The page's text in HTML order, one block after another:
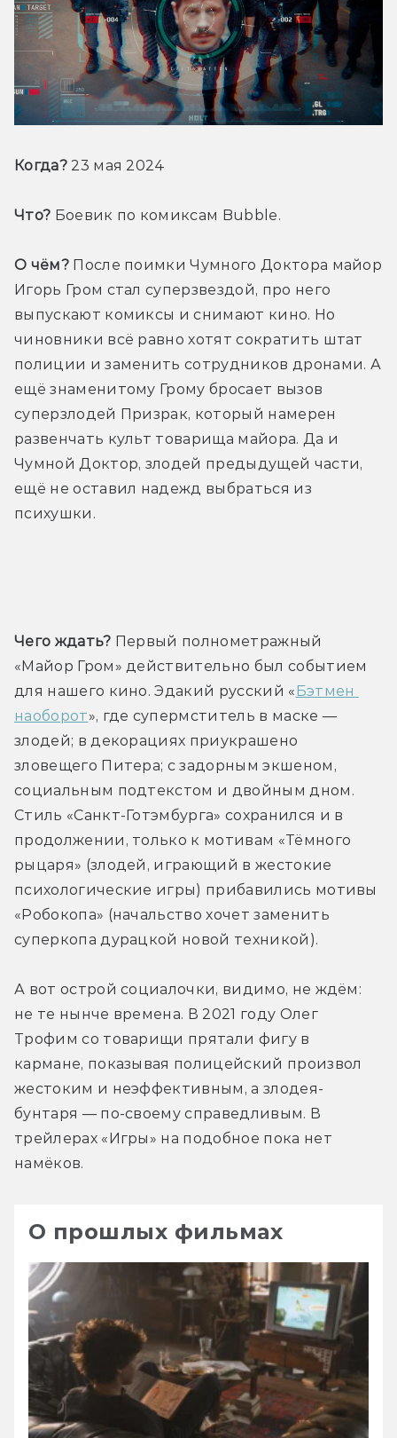
Когда? 23 мая 2024
Что? Боевик по комиксам Bubble.
О чём? После поимки Чумного Доктора майор
Игорь Гром стал суперзвездой, про него
выпускают комиксы и снимают кино. Но
чиновники всё равно хотят сократить штат
полиции и заменить сотрудников дронами. А
ещё знаменитому Грому бросает вызов
суперзлодей Призрак, который намерен
развенчать культ товарища майора. Да и
Чумной Доктор, злодей предыдущей части,
ещё не оставил надежд выбраться из
психушки.
Чего ждать? Первый полнометражный
«Майор Гром» действительно был событием
для нашего кино. Эдакий русский «Бэтмен
наоборот», где супермститель в маске —
злодей; в декорациях приукрашено
зловещего Питера; с задорным экшеном,
социальным подтекстом и двойным дном.
Стиль «Санкт-Готэмбурга» сохранился и в
продолжении, только к мотивам «Тёмного
рыцаря» (злодей, играющий в жестокие
психологические игры) прибавились мотивы
«Робокопа» (начальство хочет заменить
суперкопа дурацкой новой техникой).
А вот острой социалочки, видимо, не ждём:
не те нынче времена. В 2021 году Олег
Трофим со товарищи прятали фигу в
кармане, показывая полицейский произвол
жестоким и неэффективным, а злодея-
бунтаря — по-своему справедливым. В
трейлерах «Игры» на подобное пока нет
намёков.
О прошлых фильмах